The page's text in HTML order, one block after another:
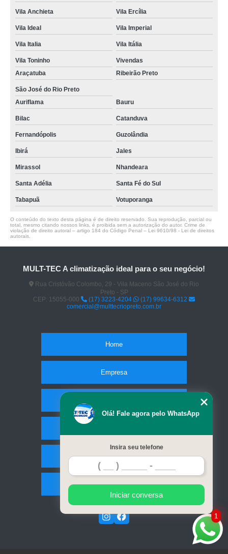
Vila Anchieta Vila Ercília
Vila Ideal Vila Imperial
Vila Italia Vila Itália
Vila Toninho
Vivendas
Araçatuba
Ribeirão Preto
São José do Rio Preto
Auriflama
Bauru
Bilac Catanduva
Fernandópolis Guzolândia
Ibirá Jales
Mirassol Nhandeara
Santa Adélia Santa Fé do Sul
Tabapuã Votuporanga
O conteúdo do texto desta página é de direito reservado. Sua reprodução, parcial ou
total, mesmo citando nossos links, é proibida sem a autorização do autor. Crime de
violação de direito autoral – artigo 184 do Código Penal – Lei 9610/98 - Lei de direitos
autorais
MULT-TEC A climatização ideal para o seu negócio!
Rua Cristóvão Colombo, 29 - Vila Maceno São José do Rio
Preto - SP
CEP: 15055-000
(17) 3223-4204
(17) 99634-6312
comercial@multtecriopreto.com.br
Home
Empresa
Contato
Mapa do site
1
Olá! Fale agora pelo WhatsApp
Insira seu telefone
Iniciar conversa